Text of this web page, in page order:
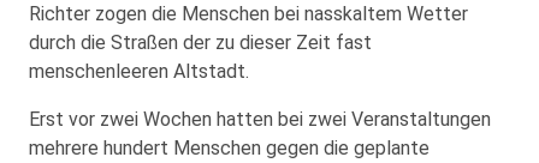
Richter zogen die Menschen bei nasskaltem Wetter
durch die Straßen der zu dieser Zeit fast
menschenleeren Altstadt.
Erst vor zwei Wochen hatten bei zwei Veranstaltungen
mehrere hundert Menschen gegen die geplante